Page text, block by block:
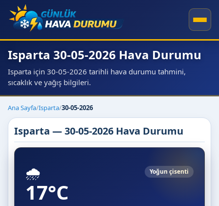
Isparta 30-05-2026 Hava Durumu
Isparta için 30-05-2026 tarihli hava durumu tahmini,
sıcaklık ve yağış bilgileri.
Ana Sayfa/Isparta/30-05-2026
Isparta — 30-05-2026 Hava Durumu
🌧️ Yoğun çisenti
17°C